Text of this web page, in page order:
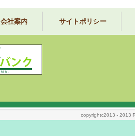
会社案内 サイトポリシー
copyrightc2013 - 2013